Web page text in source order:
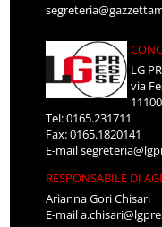
LG
via
Tel: 0165.231711
Fax: 0165.1820141
E-mail
RESPONSABILE DI
Arianna Gori Chisari
E-mail